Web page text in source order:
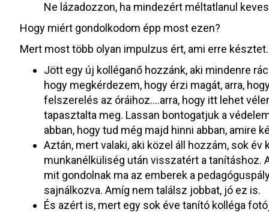
Ne lázadozzon, ha mindezért méltatlanul
Hogy miért gondolkodom épp most ezen?
Mert most több olyan impulzus ért, ami erre késztet.
Jött egy új kolléganő hozzánk, aki mindenre
hogy megkérdezem, hogy érzi magát, arra,
felszerelés az óráihoz….arra, hogy itt lehet
tapasztalta meg. Lassan bontogatjuk a
abban, hogy tud még majd hinni abban, amire
Aztán, mert valaki, aki közel áll hozzám, sok
munkanélküliség után visszatért a tanításhoz.
mit gondolnak ma az emberek a
sajnálkozva. Amíg nem találsz jobbat, jó ez is.
És azért is, mert egy sok éve tanító kolléga